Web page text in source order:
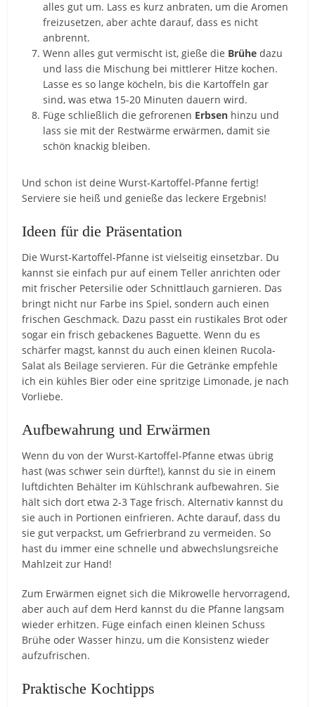
alles gut um. Lass es kurz anbraten, um die Aromen
freizusetzen, aber achte darauf, dass es nicht
anbrennt.
Wenn alles gut vermischt ist, gieße die Brühe dazu
und lass die Mischung bei mittlerer Hitze kochen.
Lasse es so lange köcheln, bis die Kartoffeln gar
sind, was etwa 15-20 Minuten dauern wird.
Füge schließlich die gefrorenen Erbsen hinzu und
lass sie mit der Restwärme erwärmen, damit sie
schön knackig bleiben.
Und schon ist deine Wurst-Kartoffel-Pfanne fertig!
Serviere sie heiß und genieße das leckere Ergebnis!
Ideen für die Präsentation
Die Wurst-Kartoffel-Pfanne ist vielseitig einsetzbar. Du
kannst sie einfach pur auf einem Teller anrichten oder
mit frischer Petersilie oder Schnittlauch garnieren. Das
bringt nicht nur Farbe ins Spiel, sondern auch einen
frischen Geschmack. Dazu passt ein rustikales Brot oder
sogar ein frisch gebackenes Baguette. Wenn du es
schärfer magst, kannst du auch einen kleinen Rucola-
Salat als Beilage servieren. Für die Getränke empfehle
ich ein kühles Bier oder eine spritzige Limonade, je nach
Vorliebe.
Aufbewahrung und Erwärmen
Wenn du von der Wurst-Kartoffel-Pfanne etwas übrig
hast (was schwer sein dürfte!), kannst du sie in einem
luftdichten Behälter im Kühlschrank aufbewahren. Sie
hält sich dort etwa 2-3 Tage frisch. Alternativ kannst du
sie auch in Portionen einfrieren. Achte darauf, dass du
sie gut verpackst, um Gefrierbrand zu vermeiden. So
hast du immer eine schnelle und abwechslungsreiche
Mahlzeit zur Hand!
Zum Erwärmen eignet sich die Mikrowelle hervorragend,
aber auch auf dem Herd kannst du die Pfanne langsam
wieder erhitzen. Füge einfach einen kleinen Schuss
Brühe oder Wasser hinzu, um die Konsistenz wieder
aufzufrischen.
Praktische Kochtipps